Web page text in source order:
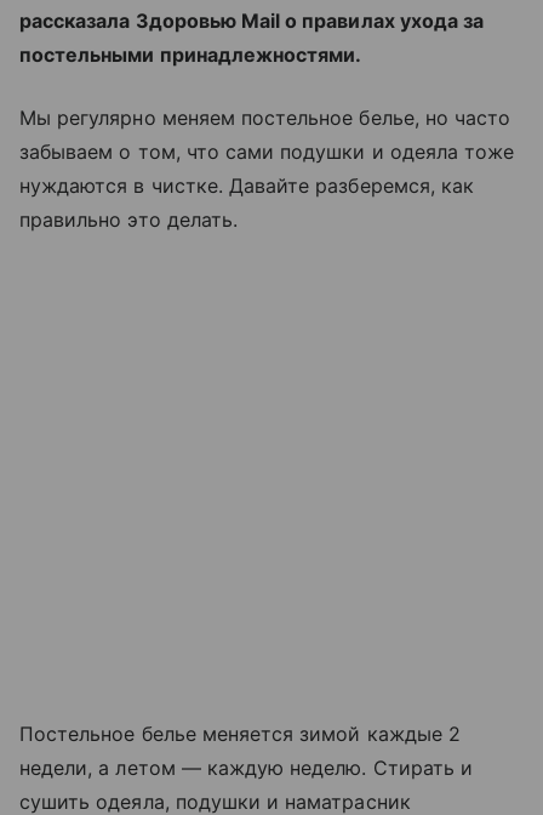
рассказала Здоровью Mail о правилах ухода за
постельными принадлежностями.
Мы регулярно меняем постельное белье, но часто
забываем о том, что сами подушки и одеяла тоже
нуждаются в чистке. Давайте разберемся, как
правильно это делать.
Постельное белье меняется зимой каждые 2
недели, а летом — каждую неделю. Стирать и
сушить одеяла, подушки и наматрасник